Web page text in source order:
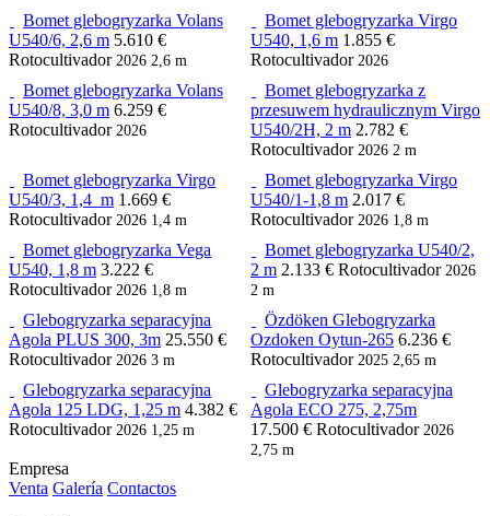
Bomet glebogryzarka Volans
U540/6, 2,6 m 5.610 €
Rotocultivador 2026 2,6 m
Bomet glebogryzarka Virgo
U540, 1,6 m 1.855 €
Rotocultivador 2026
Bomet glebogryzarka Volans
U540/8, 3,0 m 6.259 €
Rotocultivador 2026
Bomet glebogryzarka z
przesuwem hydraulicznym Virgo
U540/2H, 2 m 2.782 €
Rotocultivador 2026 2 m
Bomet glebogryzarka Virgo
U540/3, 1,4 m 1.669 €
Rotocultivador 2026 1,4 m
Bomet glebogryzarka Virgo
U540/1-1,8 m 2.017 €
Rotocultivador 2026 1,8 m
Bomet glebogryzarka Vega
U540, 1,8 m 3.222 €
Rotocultivador 2026 1,8 m
Bomet glebogryzarka U540/2,
2 m 2.133 € Rotocultivador 2026
2 m
Glebogryzarka separacyjna
Agola PLUS 300, 3m 25.550 €
Rotocultivador 2026 3 m
Özdöken Glebogryzarka
Ozdoken Oytun-265 6.236 €
Rotocultivador 2025 2,65 m
Glebogryzarka separacyjna
Agola 125 LDG, 1,25 m 4.382 €
Rotocultivador 2026 1,25 m
Glebogryzarka separacyjna
Agola ECO 275, 2,75m
17.500 € Rotocultivador 2026
2,75 m
Empresa
Venta Galería Contactos